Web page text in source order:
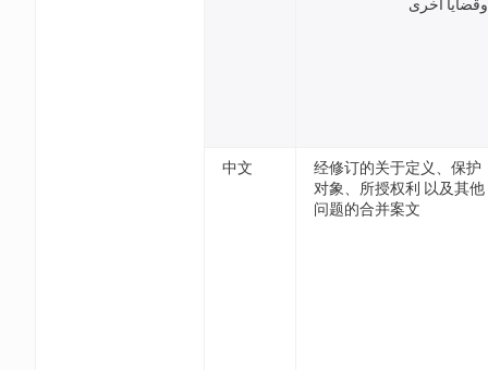
中文
经修订的关于定义、保护
对象、所授权利 以及其他
问题的合并案文